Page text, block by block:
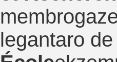
legantaro